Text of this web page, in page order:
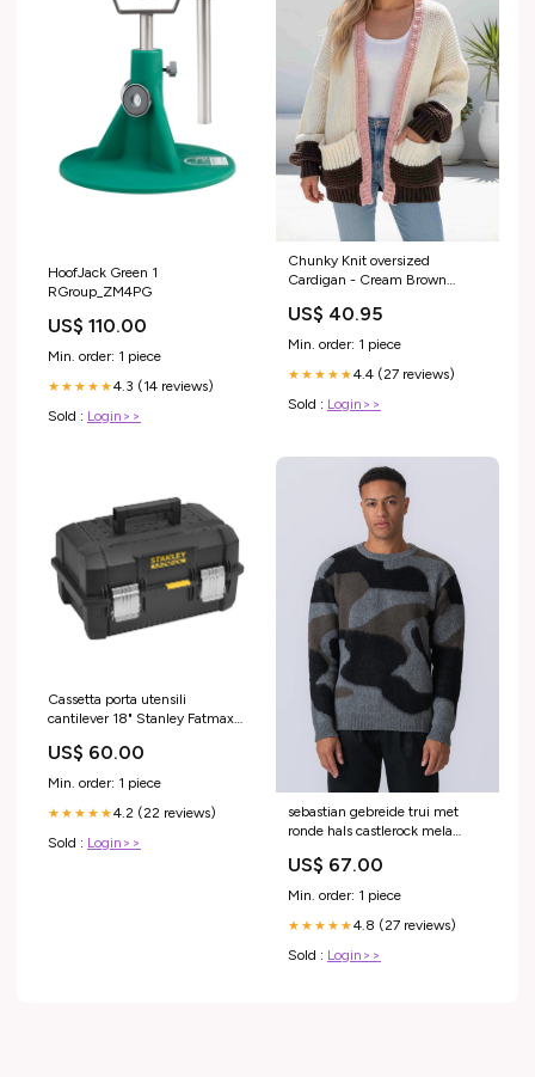
HoofJack Green 1
RGroup_ZM4PG
US$ 110.00
Min. order: 1 piece
★★★★★4.3 (14 reviews)
Sold : Login>>
Chunky Knit oversized
Cardigan - Cream Brown
US$ 40.95
Min. order: 1 piece
★★★★★4.4 (27 reviews)
Sold : Login>>
Cassetta porta utensili
cantilever 18" Stanley Fatmax
US$ 60.00
Min. order: 1 piece
★★★★★4.2 (22 reviews)
Sold : Login>>
sebastian gebreide trui met
ronde hals castlerock mela
US$ 67.00
Min. order: 1 piece
★★★★★4.8 (27 reviews)
Sold : Login>>